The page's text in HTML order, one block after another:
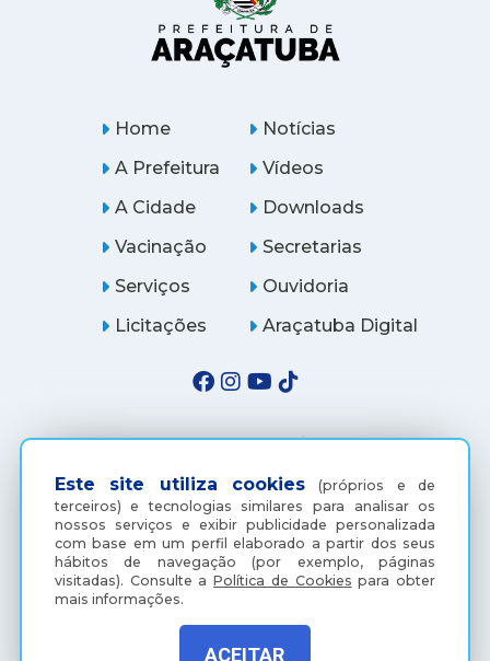
Este site utiliza cookies (próprios e de
terceiros) e tecnologias similares para analisar os
nossos serviços e exibir publicidade personalizada
com base em um perfil elaborado a partir dos seus
hábitos de navegação (por exemplo, páginas
visitadas). Consulte aPolítica de Cookies para obter
mais informações.
ACEITAR
Home
A Prefeitura
A Cidade
Notícias
Vídeos
Downloads
Vacinação
Serviços
Licitações
Secretarias
Ouvidoria
Araçatuba Digital